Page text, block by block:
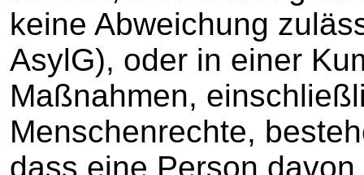
keine Abweichung
AsylG), oder in einer
Maßnahmen,
Menschenrechte,
dass eine Person